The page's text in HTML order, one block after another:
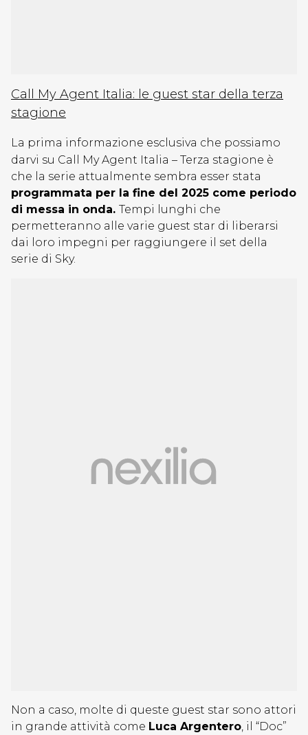
Call My Agent Italia: le guest star della terza
stagione
La prima informazione esclusiva che possiamo
darvi su Call My Agent Italia – Terza stagione è
che la serie attualmente sembra esser stata
programmata per la fine del 2025 come periodo
di messa in onda. Tempi lunghi che
permetteranno alle varie guest star di liberarsi
dai loro impegni per raggiungere il set della
serie di Sky.
Non a caso, molte di queste guest star sono attori
in grande attività come Luca Argentero, il “Doc”